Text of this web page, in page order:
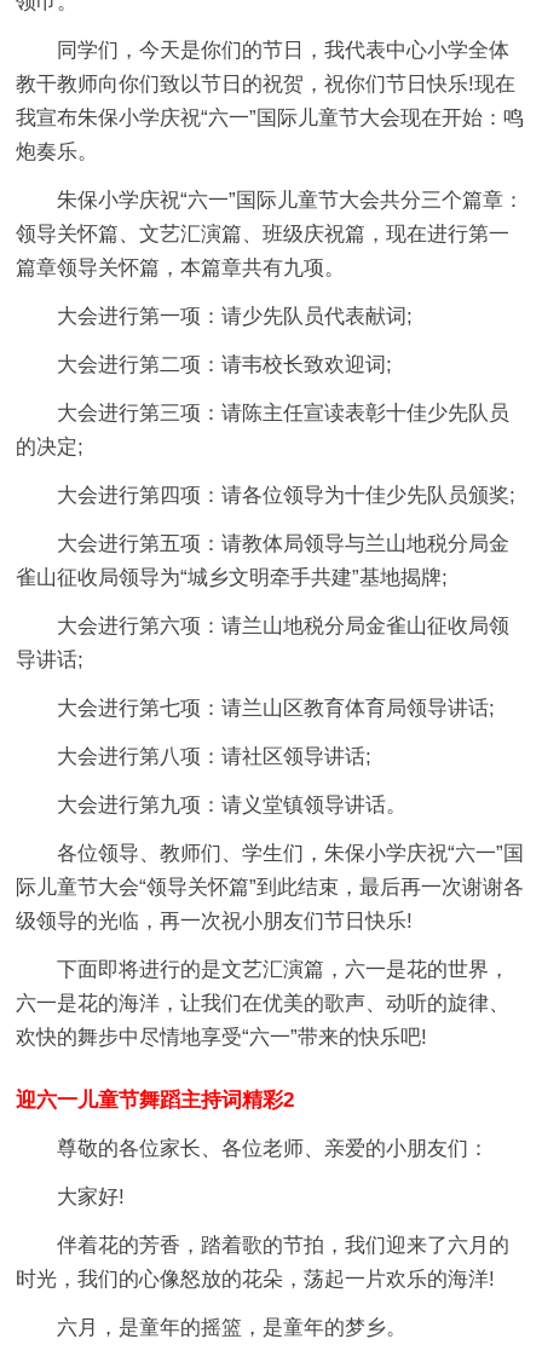
同学们，今天是你们的节日，我代表中心小学全体
教干教师向你们致以节日的祝贺，祝你们节日快乐!现在
我宣布朱保小学庆祝“六一”国际儿童节大会现在开始：鸣
炮奏乐。
朱保小学庆祝“六一”国际儿童节大会共分三个篇章：
领导关怀篇、文艺汇演篇、班级庆祝篇，现在进行第一
篇章领导关怀篇，本篇章共有九项。
大会进行第一项：请少先队员代表献词;
大会进行第二项：请韦校长致欢迎词;
大会进行第三项：请陈主任宣读表彰十佳少先队员
的决定;
大会进行第四项：请各位领导为十佳少先队员颁奖;
大会进行第五项：请教体局领导与兰山地税分局金
雀山征收局领导为“城乡文明牵手共建”基地揭牌;
大会进行第六项：请兰山地税分局金雀山征收局领
导讲话;
大会进行第七项：请兰山区教育体育局领导讲话;
大会进行第八项：请社区领导讲话;
大会进行第九项：请义堂镇领导讲话。
各位领导、教师们、学生们，朱保小学庆祝“六一”国
际儿童节大会“领导关怀篇”到此结束，最后再一次谢谢各
级领导的光临，再一次祝小朋友们节日快乐!
下面即将进行的是文艺汇演篇，六一是花的世界，
六一是花的海洋，让我们在优美的歌声、动听的旋律、
欢快的舞步中尽情地享受“六一”带来的快乐吧!
迎六一儿童节舞蹈主持词精彩2
尊敬的各位家长、各位老师、亲爱的小朋友们：
大家好!
伴着花的芳香，踏着歌的节拍，我们迎来了六月的
时光，我们的心像怒放的花朵，荡起一片欢乐的海洋!
六月，是童年的摇篮，是童年的梦乡。